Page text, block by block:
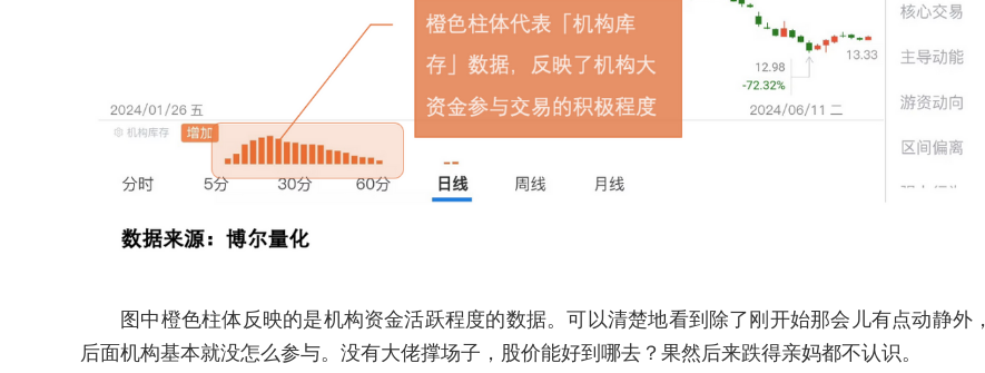
图中橙色柱体反映的是机构资金活跃程度的数据。可以清楚地看到除了刚开始那会儿有点动静外，
后面机构基本就没怎么参与。没有大佬撑场子，股价能好到哪去？果然后来跌得亲妈都不认识。